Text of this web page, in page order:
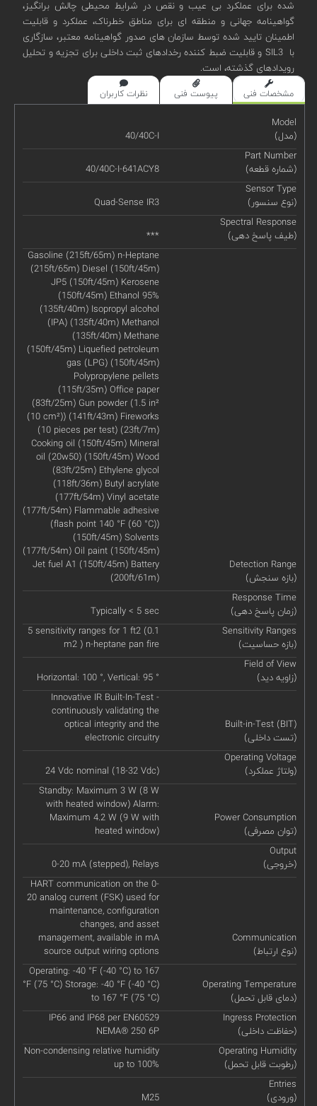
شده برای عملکرد بی عیب و نقص در شرایط محیطی چالش برانگیز،
گواهینامه جهانی و منطقه ای برای مناطق خطرناک، عملکرد و قابلیت
اطمینان تایید شده توسط سازمان های صدور گواهینامه معتبر، سازگاری
با SIL3 و قابلیت ضبط کننده رخدادهای ثبت داخلی برای تجزیه و تحلیل
رویدادهای گذشته، است.
مشخصات فنی پیوست فنی نظرات کاربران
Model
(مدل)
40/40C-I
Part Number
(شماره قطعه)
40/40C-I-641ACY8
Sensor Type
(نوع سنسور)
Quad-Sense IR3
Spectral Response
(طیف پاسخ دهی)
***
Detection Range
(بازه سنجش)
Gasoline (215ft/65m) n-Heptane
(215ft/65m) Diesel (150ft/45m)
JP5 (150ft/45m) Kerosene
(150ft/45m) Ethanol 95%
(135ft/40m) Isopropyl alcohol
(IPA) (135ft/40m) Methanol
(135ft/40m) Methane
(150ft/45m) Liquefied petroleum
gas (LPG) (150ft/45m)
Polypropylene pellets
(115ft/35m) Office paper
(83ft/25m) Gun powder (1.5 in²
(10 cm²)) (141ft/43m) Fireworks
(10 pieces per test) (23ft/7m)
Cooking oil (150ft/45m) Mineral
oil (20w50) (150ft/45m) Wood
(83ft/25m) Ethylene glycol
(118ft/36m) Butyl acrylate
(177ft/54m) Vinyl acetate
(177ft/54m) Flammable adhesive
(flash point 140 °F (60 °C))
(150ft/45m) Solvents
(177ft/54m) Oil paint (150ft/45m)
Jet fuel A1 (150ft/45m) Battery
(200ft/61m)
Response Time
(زمان پاسخ دهی)
Typically < 5 sec
Sensitivity Ranges
(بازه حساسیت)
5 sensitivity ranges for 1 ft2 (0.1
m2 ) n-heptane pan fire
Field of View
(زاویه دید)
Horizontal: 100 °, Vertical: 95 °
Built-in-Test (BIT)
(تست داخلی)
Innovative IR Built-In-Test -
continuously validating the
optical integrity and the
electronic circuitry
Operating Voltage
(ولتاژ عملکرد)
24 Vdc nominal (18-32 Vdc)
Power Consumption
(توان مصرفی)
Standby: Maximum 3 W (8 W
with heated window) Alarm:
Maximum 4.2 W (9 W with
heated window)
Output
(خروجی)
0-20 mA (stepped), Relays
Communication
(نوع ارتباط)
HART communication on the 0-
20 analog current (FSK) used for
maintenance, configuration
changes, and asset
management, available in mA
source output wiring options
Operating Temperature
(دمای قابل تحمل)
Operating: -40 °F (-40 °C) to 167
°F (75 °C) Storage: -40 °F (-40 °C)
to 167 °F (75 °C)
Ingress Protection
(حفاظت داخلی)
IP66 and IP68 per EN60529
NEMA® 250 6P
Operating Humidity
(رطوبت قابل تحمل)
Non-condensing relative humidity
up to 100%
Entries
(ورودی)
M25